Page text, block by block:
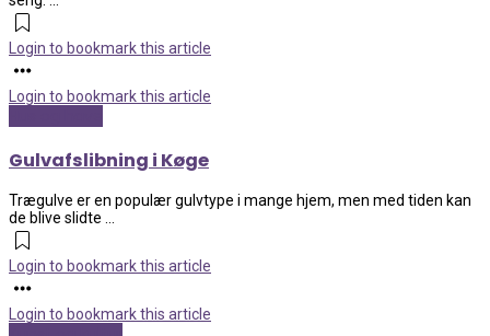
Login to bookmark this article
Login to bookmark this article
Gulvafslibning i Køge
Trægulve er en populær gulvtype i mange hjem, men med tiden kan
de blive slidte ...
Login to bookmark this article
Login to bookmark this article